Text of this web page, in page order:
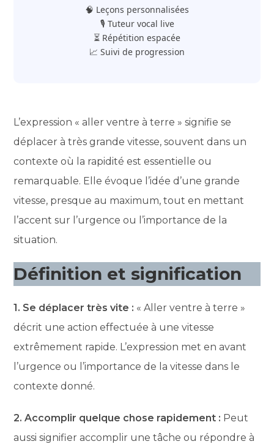
🧠 Leçons personnalisées
🎙️ Tuteur vocal live
⏳ Répétition espacée
📈 Suivi de progression
L’expression « aller ventre à terre » signifie se
déplacer à très grande vitesse, souvent dans un
contexte où la rapidité est essentielle ou
remarquable. Elle évoque l’idée d’une grande
vitesse, presque au maximum, tout en mettant
l’accent sur l’urgence ou l’importance de la
situation.
Définition et signification
1. Se déplacer très vite : « Aller ventre à terre »
décrit une action effectuée à une vitesse
extrêmement rapide. L’expression met en avant
l’urgence ou l’importance de la vitesse dans le
contexte donné.
2. Accomplir quelque chose rapidement : Peut
aussi signifier accomplir une tâche ou répondre à